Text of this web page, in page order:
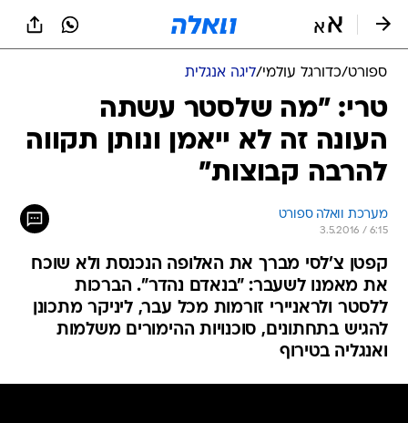
ספורט/כדורגל עולמי/ליגה אנגלית
טרי: "מה שלסטר עשתה
העונה זה לא ייאמן ונותן תקווה
להרבה קבוצות"
מערכת וואלה ספורט
3.5.2016 / 6:15
קפטן צ'לסי מברך את האלופה הנכנסת ולא שוכח
את מאמנו לשעבר: "בנאדם נהדר". הברכות
ללסטר ולראניירי זורמות מכל עבר, ליניקר מתכונן
להגיש בתחתונים, סוכנויות ההימורים משלמות
ואנגליה בטירוף